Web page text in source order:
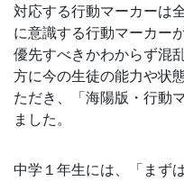
対応する行動マーカーは
に意識する行動マーカー
優先すべきかわからず混
方に今の生徒の能力や状
ただき 、「海陽版・行動
ました。
中学１年生には、「まず